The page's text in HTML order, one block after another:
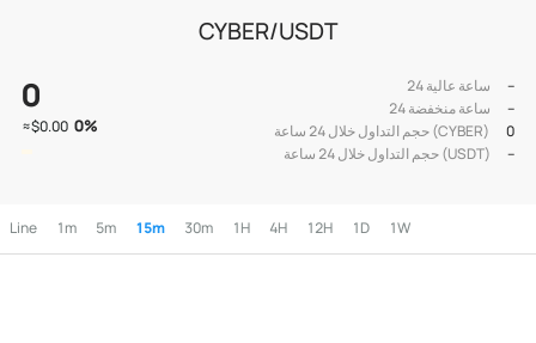
CYBER/USDT
0
≈$0.00 0%
24 ساعة عالية
--
24 ساعة منخفضة
--
حجم التداول خلال 24 ساعة (CYBER)
0
حجم التداول خلال 24 ساعة (USDT)
--
Line 1m 5m 15m 30m 1H 4H 12H 1D 1W